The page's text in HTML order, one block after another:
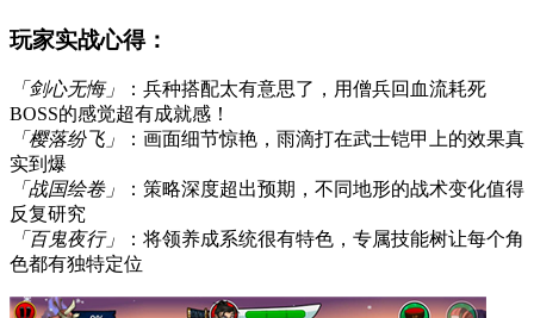
玩家实战心得：
「剑心无悔」
：兵种搭配太有意思了，用僧兵回血流耗死
BOSS的感觉超有成就感！
「樱落纷飞」
：画面细节惊艳，雨滴打在武士铠甲上的效果真
实到爆
「战国绘卷」
：策略深度超出预期，不同地形的战术变化值得
反复研究
「百鬼夜行」
：将领养成系统很有特色，专属技能树让每个角
色都有独特定位